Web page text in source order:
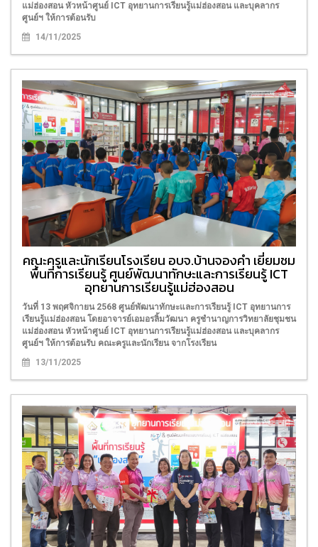
แม่ฮ่องสอน หัวหน้าศูนย์ ICT อุทยานการเรียนรู้แม่ฮ่องสอน และบุคลากร
ศูนย์ฯ ให้การต้อนรับ
14/11/2025
คณะครูและนักเรียนโรงเรียน อบจ.บ้านจองคำ เยี่ยมชม
พื้นที่การเรียนรู้ ศูนย์พัฒนาทักษะและการเรียนรู้ ICT
อุทยานการเรียนรู้แม่ฮ่องสอน
วันที่ 13 พฤศจิกายน 2568 ศูนย์พัฒนาทักษะและการเรียนรู้ ICT อุทยานการ
เรียนรู้แม่ฮ่องสอน โดยอาจารย์เอมอรลิ้มวัฒนา ครูชำนาญการวิทยาลัยชุมชน
แม่ฮ่องสอน หัวหน้าศูนย์ ICT อุทยานการเรียนรู้แม่ฮ่องสอน และบุคลากร
ศูนย์ฯ ให้การต้อนรับ คณะครูและนักเรียน จากโรงเรียน
13/11/2025